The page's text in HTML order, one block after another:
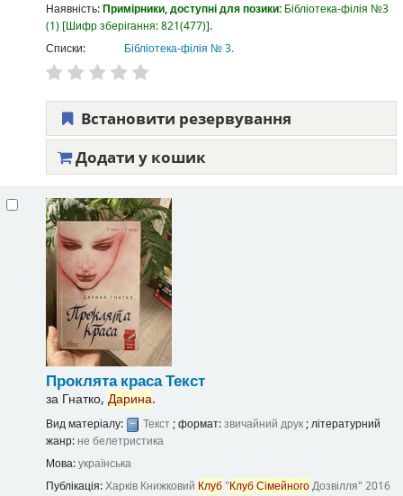
Наявність:Примірники, доступні для позики: Бібліотека-філія №3
(1) Шифр зберігання:821(477) .
Списки:
Бібліотека-філія № 3.
Встановити резервування
Додати у кошик
Проклята красаТекст
за Гнатко, Дарина.
Вид матеріалу: Текст; формат:звичайний друк; літературний
жанр: не белетристика
Мова:українська
Публікація:Харків Книжковий Клуб"КлубСімейногоДозвілля" 2016